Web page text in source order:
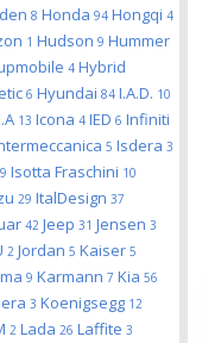
8 Honda 94 Hongqi 4
1 Hudson 9 Hummer
4 Hybrid
6 Hyundai 84 I.A.D. 10
13 Icona 4 IED 6 Infiniti
5 Isdera 3
9 Isotta Fraschini 10
29 ItalDesign 37
42 Jeep 31 Jensen 3
2 Jordan 5 Kaiser 5
9 Karmann 7 Kia 56
3 Koenigsegg 12
2 Lada 26 Laffite 3